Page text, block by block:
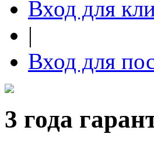
Вход для
|
Вход для
3 года